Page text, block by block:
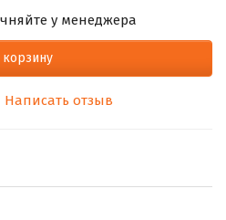
у менеджера
корзину
Написать отзыв